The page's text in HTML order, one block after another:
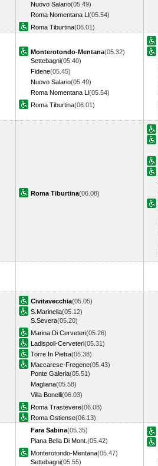
Nuovo Salario(05.49)
Roma Nomentana Ll(05.54)
Roma Tiburtina(06.01)
Monterotondo-Mentana(05.32)
Settebagni(05.40)
Fidene(05.45)
Nuovo Salario(05.49)
Roma Nomentana Ll(05.54)
Roma Tiburtina(06.01)
Roma Tiburtina(06.08)
Civitavecchia(05.05)
S.Marinella(05.12)
S.Severa(05.20)
Marina Di Cerveteri(05.26)
Ladispoli-Cerveteri(05.31)
Torre In Pietra(05.38)
Maccarese-Fregene(05.43)
Ponte Galeria(05.51)
Magliana(05.58)
Villa Bonelli(06.03)
Roma Trastevere(06.08)
Roma Ostiense(06.13)
Fara Sabina(05.35)
Piana Bella Di Mont. (05.42)
Monterotondo-Mentana(05.47)
Settebagni(05.55)